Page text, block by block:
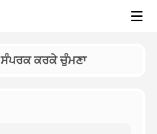
ਸੰਪਰਕ ਕਰਕੇ ਚੁੰਮਣਾ